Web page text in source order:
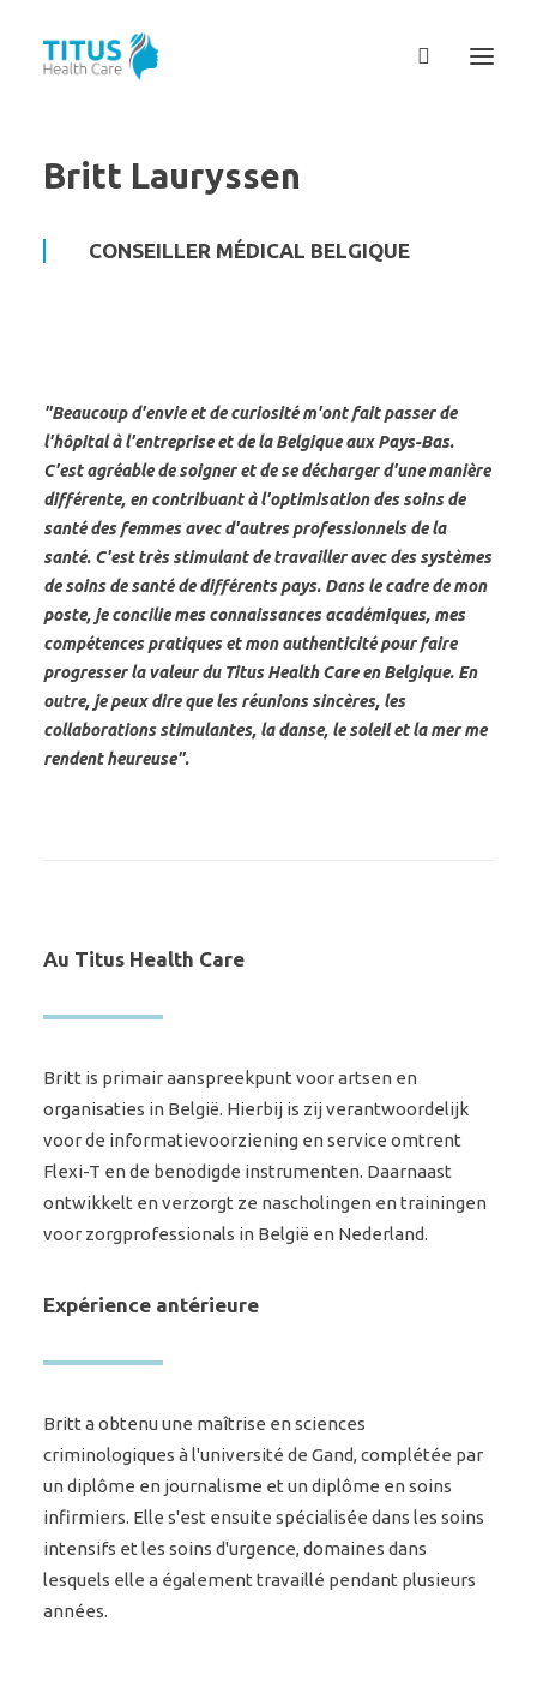
Britt Lauryssen
CONSEILLER MÉDICAL BELGIQUE
"Beaucoup d'envie et de curiosité m'ont fait passer de
l'hôpital à l'entreprise et de la Belgique aux Pays-Bas.
C'est agréable de soigner et de se décharger d'une manière
différente, en contribuant à l'optimisation des soins de
santé des femmes avec d'autres professionnels de la
santé. C'est très stimulant de travailler avec des systèmes
de soins de santé de différents pays. Dans le cadre de mon
poste, je concilie mes connaissances académiques, mes
compétences pratiques et mon authenticité pour faire
progresser la valeur du Titus Health Care en Belgique. En
outre, je peux dire que les réunions sincères, les
collaborations stimulantes, la danse, le soleil et la mer me
rendent heureuse".
Au Titus Health Care
Britt is primair aanspreekpunt voor artsen en
organisaties in België. Hierbij is zij verantwoordelijk
voor de informatievoorziening en service omtrent
Flexi-T en de benodigde instrumenten. Daarnaast
ontwikkelt en verzorgt ze nascholingen en trainingen
voor zorgprofessionals in België en Nederland.
Expérience antérieure
Britt a obtenu une maîtrise en sciences
criminologiques à l'université de Gand, complétée par
un diplôme en journalisme et un diplôme en soins
infirmiers. Elle s'est ensuite spécialisée dans les soins
intensifs et les soins d'urgence, domaines dans
lesquels elle a également travaillé pendant plusieurs
années.